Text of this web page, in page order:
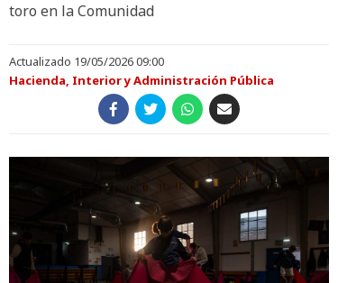
toro en la Comunidad
Actualizado 19/05/2026 09:00
Hacienda, Interior y Administración Pública